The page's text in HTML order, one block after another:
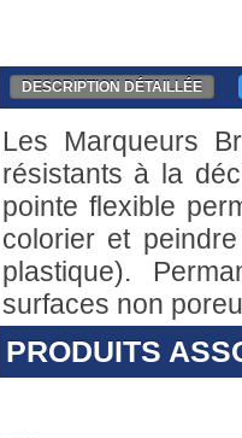
DESCRIPTION DÉTAILLÉE
Les Marqueurs
résistants à la
pointe flexible
colorier et
plastique).
surfaces non
PRODUITS